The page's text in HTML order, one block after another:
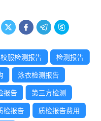
   
校服检测报告 检测报告
泳衣检测报告
报告 第三方检测
检报告 质检报告费用